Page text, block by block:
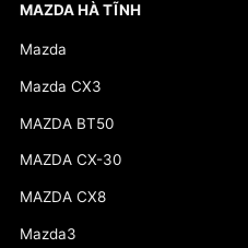
MAZDA HÀ TĨNH
Mazda
Mazda CX3
MAZDA BT50
MAZDA CX-30
MAZDA CX8
Mazda3